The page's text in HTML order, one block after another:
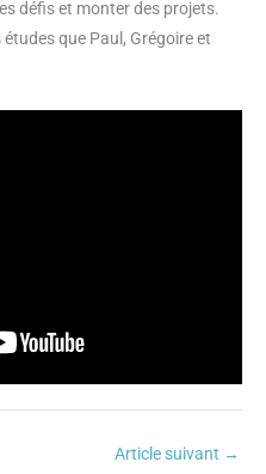
défis et monter des projets.
que Paul, Grégoire et
Article suivant →